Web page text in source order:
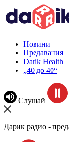
Новини
Предавания
Darik Health
„40 до 40“
Слушай
Дарик радио -